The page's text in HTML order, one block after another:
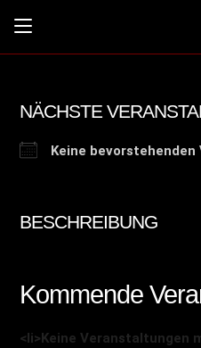
NÄCHSTE
Keine
BESCHREIBUNG
Kommende
<li>Keine Veranstaltungen